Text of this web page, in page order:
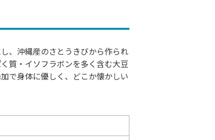
、沖縄産のさとうきびから作られ
質・イソフラボンを多く含む大豆
で身体に優しく、どこか懐かしい